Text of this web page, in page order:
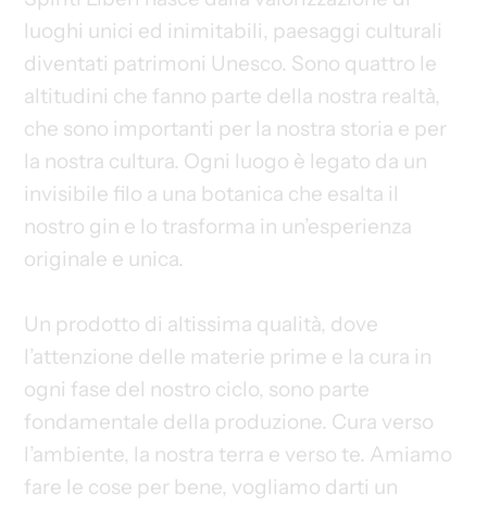
luoghi unici ed inimitabili, paesaggi culturali
diventati patrimoni Unesco. Sono quattro le
altitudini che fanno parte della nostra realtà,
che sono importanti per la nostra storia e per
la nostra cultura. Ogni luogo è legato da un
invisibile filo a una botanica che esalta il
nostro gin e lo trasforma in un’esperienza
originale e unica.
Un prodotto di altissima qualità, dove
l’attenzione delle materie prime e la cura in
ogni fase del nostro ciclo, sono parte
fondamentale della produzione. Cura verso
l’ambiente, la nostra terra e verso te. Amiamo
fare le cose per bene, vogliamo darti un